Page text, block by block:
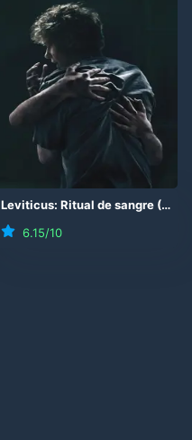
Leviticus: Ritual de sangre (
6.15/10